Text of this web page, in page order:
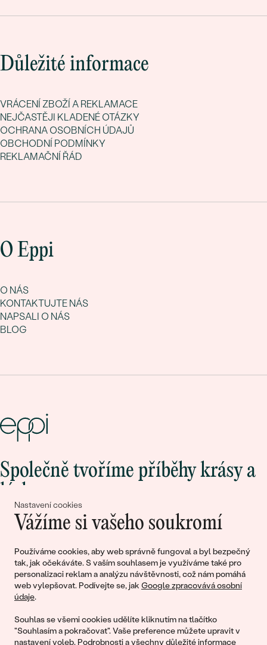
Nastavení cookies
Vážíme si vašeho soukromí
Používáme cookies, aby web správně fungoval a byl bezpečný
tak, jak očekáváte. S vaším souhlasem je využíváme také pro
personalizaci reklam a analýzu návštěvnosti, což nám pomáhá
web vylepšovat. Podívejte se, jak Google zpracovává osobní
údaje.
Souhlas se všemi cookies udělíte kliknutím na tlačítko
"Souhlasím a pokračovat". Vaše preference můžete upravit v
nastavení voleb. Podrobnosti a všechny důležité informace
Důležité informace
VRÁCENÍ ZBOŽÍ A REKLAMACE
NEJČASTĚJI KLADENÉ OTÁZKY
OCHRANA OSOBNÍCH ÚDAJŮ
OBCHODNÍ PODMÍNKY
REKLAMAČNÍ ŘÁD
O Eppi
O NÁS
KONTAKTUJTE NÁS
NAPSALI O NÁS
BLOG
Společně tvoříme příběhy krásy a
Připojte se k nám!